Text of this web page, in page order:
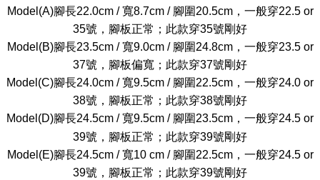
Model(A)腳長22.0cm / 寬8.7cm / 腳圍20.5cm，一般穿22.5 or
35號，腳板正常；此款穿35號剛好
Model(B)腳長23.5cm / 寬9.0cm / 腳圍24.8cm，一般穿23.5 or
37號，腳板偏寬；此款穿37號剛好
Model(C)腳長24.0cm / 寬9.5cm / 腳圍22.5cm，一般穿24.0 or
38號，腳板正常；此款穿38號剛好
Model(D)腳長24.5cm / 寬9.5cm / 腳圍23.5cm，一般穿24.5 or
39號，腳板正常；此款穿39號剛好
Model(E)腳長24.5cm / 寬10 cm / 腳圍22.5cm，一般穿24.5 or
39號，腳板正常；此款穿39號剛好